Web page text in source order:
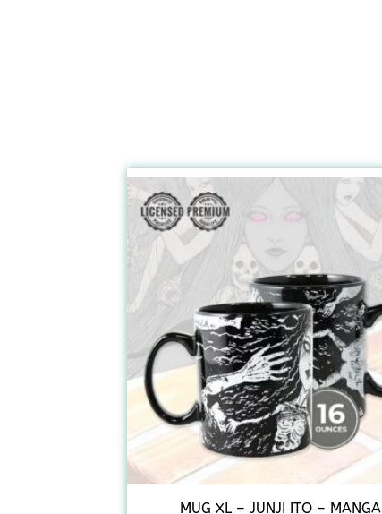
MUG XL – JUNJI ITO – MANGA